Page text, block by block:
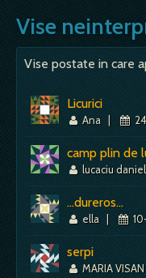
Vise
Vise postate in care
Licurici
Ana |
camp plin de
lucaciu
...dureros...
ella |
serpi
MARIA VISAN